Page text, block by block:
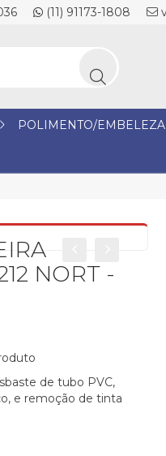
(11) 91173-1808
POLIMENTO/
NORT -
de tubo PVC,
e remoção de tinta